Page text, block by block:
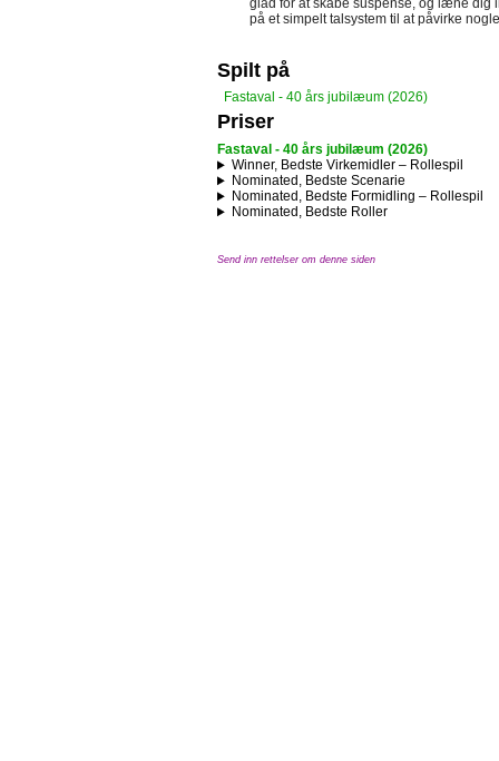
glad for at skabe suspense, og læne dig
på et simpelt talsystem til at påvirke
Spilt på
Fastaval - 40 års jubilæum (2026)
Priser
Fastaval - 40 års jubilæum (2026)
Winner, Bedste Virkemidler – Rollespil
Nominated, Bedste Scenarie
Nominated, Bedste Formidling – Rollespil
Nominated, Bedste Roller
Send inn rettelser om denne siden